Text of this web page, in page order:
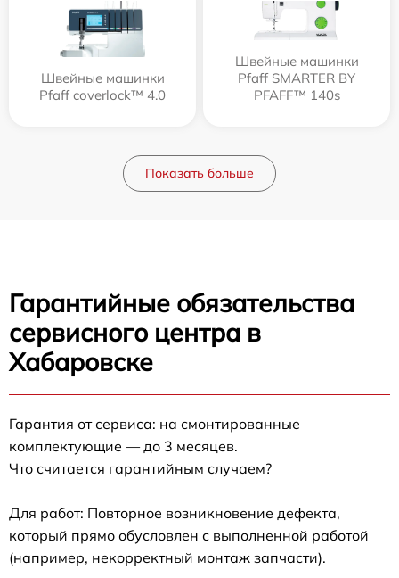
Швейные машинки
Pfaff coverlock™ 4.0
Швейные машинки
Pfaff SMARTER BY
PFAFF™ 140s
Показать больше
Гарантийные обязательства
сервисного центра в
Хабаровске
Гарантия от сервиса: на смонтированные
комплектующие — до 3 месяцев.
Что считается гарантийным случаем?
Для работ: Повторное возникновение дефекта,
который прямо обусловлен с выполненной работой
(например, некорректный монтаж запчасти).